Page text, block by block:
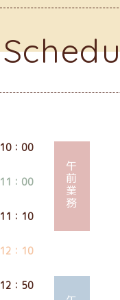
10：00
11：00
11：10
12：10
12：50
午前業務